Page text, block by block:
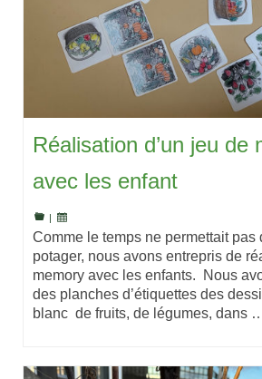
Réalisation d’un jeu de
avec les enfant
Comme le temps ne permettait pas
potager, nous avons entrepris de
memory avec les enfants. Nous
des planches d’étiquettes des
blanc de fruits, de légumes, dans